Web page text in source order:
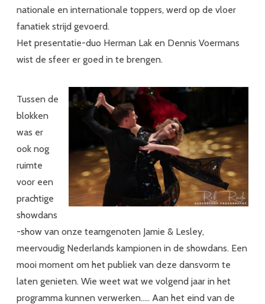
nationale en internationale toppers, werd op de vloer
fanatiek strijd gevoerd.
Het presentatie-duo Herman Lak en Dennis Voermans
wist de sfeer er goed in te brengen.
Tussen de
blokken
was er
ook nog
ruimte
voor een
prachtige
showdans
-show van onze teamgenoten Jamie & Lesley,
meervoudig Nederlands kampionen in de showdans. Een
mooi moment om het publiek van deze dansvorm te
laten genieten. Wie weet wat we volgend jaar in het
programma kunnen verwerken….. Aan het eind van de